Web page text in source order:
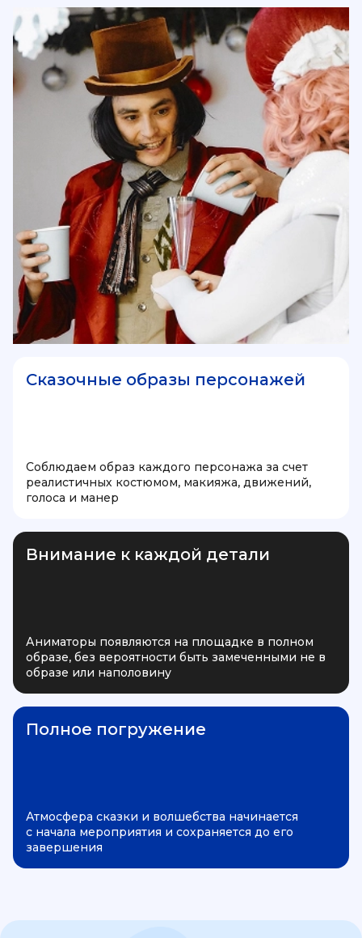
Сказочные образы персонажей
Соблюдаем образ каждого персонажа за счет
реалистичных костюмом, макияжа, движений,
голоса и манер
Внимание к каждой детали
Аниматоры появляются на площадке в полном
образе, без вероятности быть замеченными не в
образе или наполовину
Полное погружение
Атмосфера сказки и волшебства начинается
с начала мероприятия и сохраняется до его
завершения